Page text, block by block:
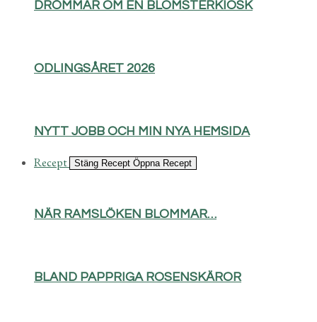
DRÖMMAR OM EN BLOMSTERKIOSK
ODLINGSÅRET 2026
NYTT JOBB OCH MIN NYA HEMSIDA
Recept Stäng Recept Öppna Recept
NÄR RAMSLÖKEN BLOMMAR…
BLAND PAPPRIGA ROSENSKÄROR